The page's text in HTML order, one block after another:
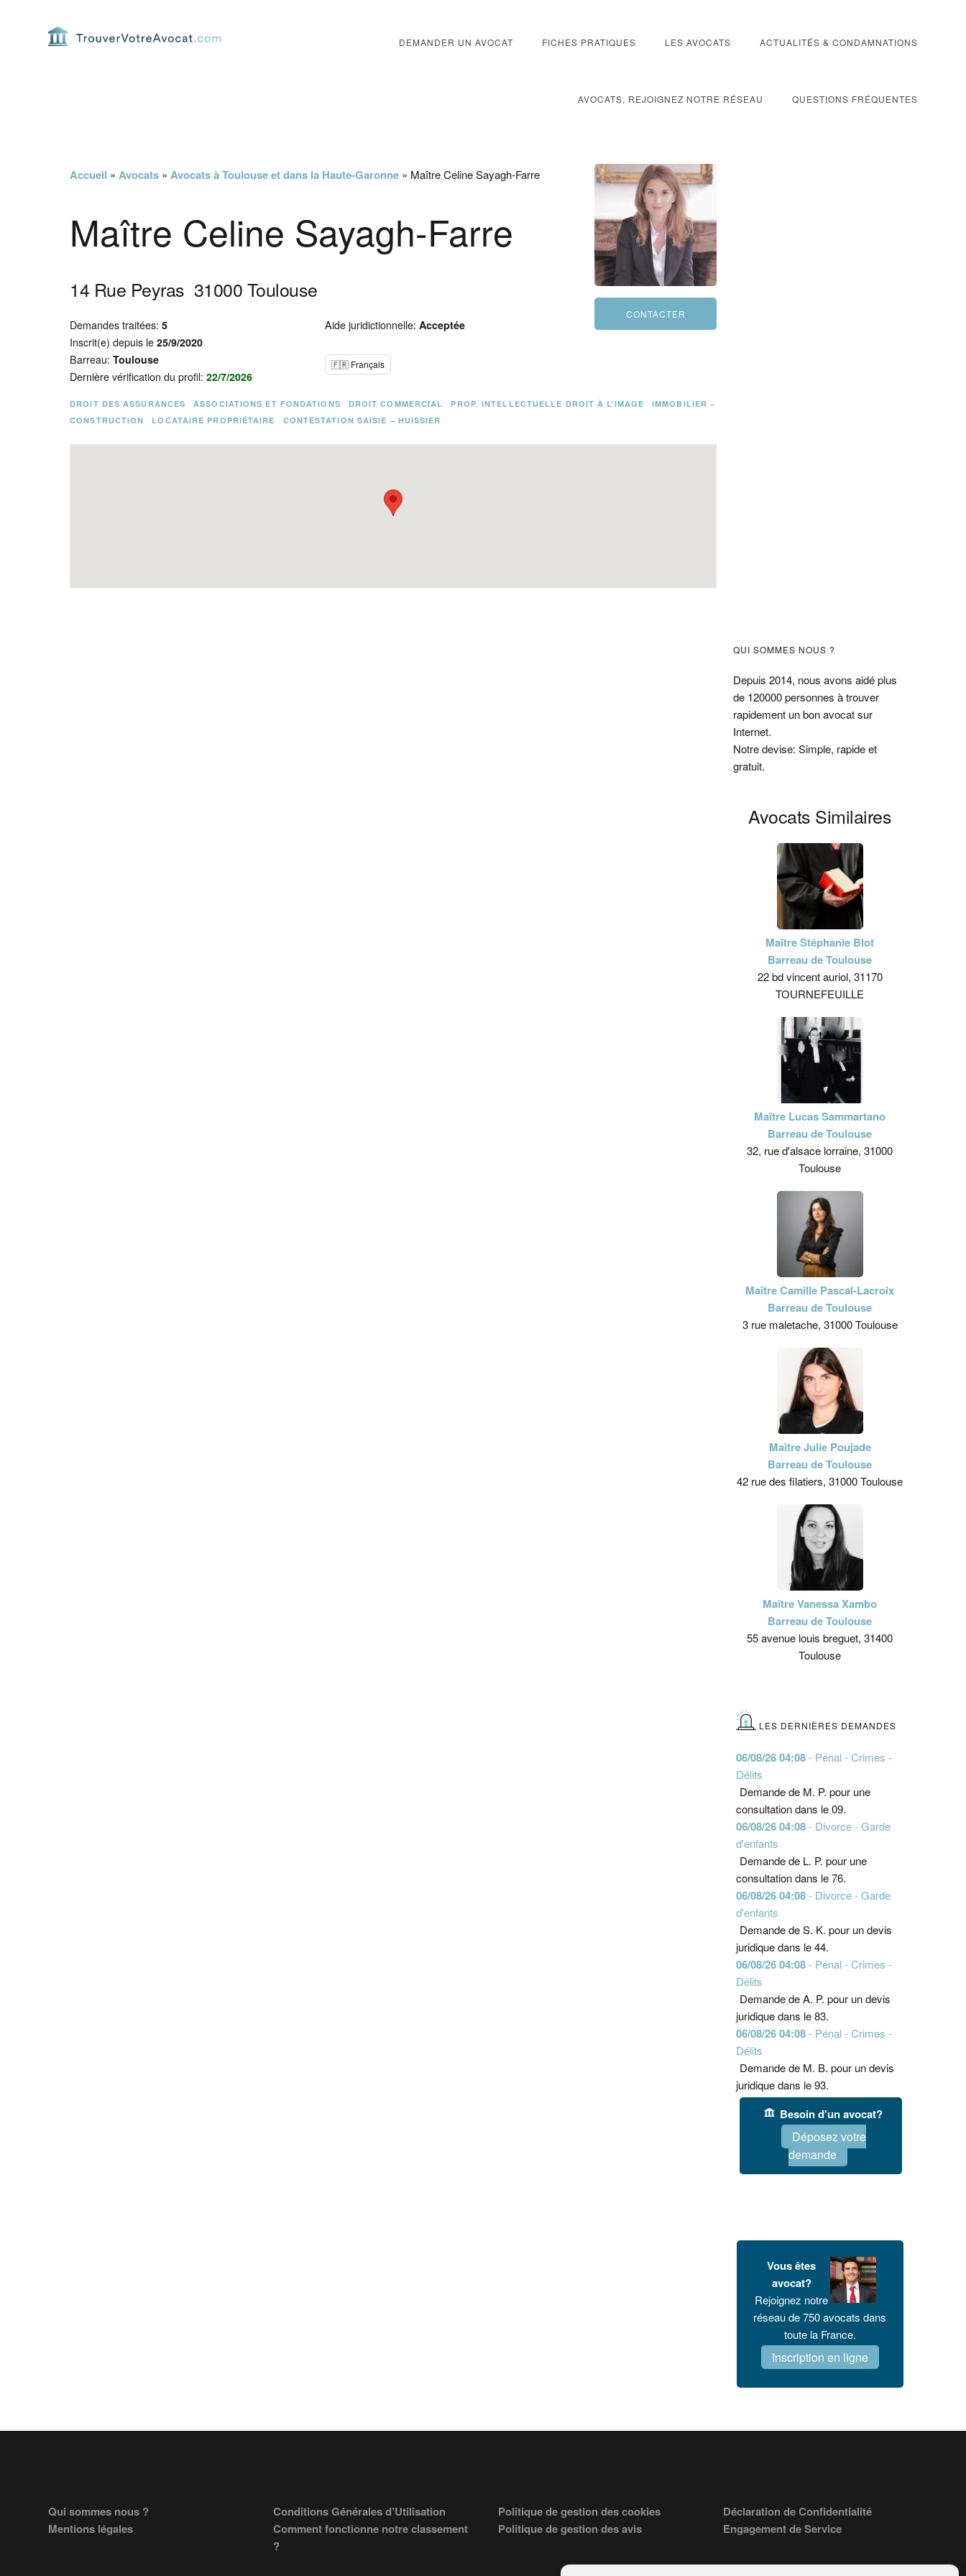
DEMANDER UN AVOCAT FICHES PRATIQUES LES AVOCATS ACTUALITÉS & CONDAMNATIONS
AVOCATS, REJOIGNEZ NOTRE RÉSEAU QUESTIONS FRÉQUENTES
Accueil » Avocats » Avocats à Toulouse et dans la Haute-Garonne » Maître Celine Sayagh-Farre
Maître Celine Sayagh-Farre
14 Rue Peyras 31000Toulouse
Demandes traitées:5
Inscrit(e) depuis le25/9/2020
Barreau:Toulouse
Dernière vérification du profil:22/7/2026
Aide juridictionnelle:Acceptée
🇫🇷 Français
DROIT DES ASSURANCES ASSOCIATIONS ET FONDATIONS DROIT COMMERCIAL PROP. INTELLECTUELLE DROIT À L’IMAGE
IMMOBILIER –
CONSTRUCTION
LOCATAIRE PROPRIÉTAIRE CONTESTATION SAISIE – HUISSIER
Barre
latérale
principale
QUI SOMMES NOUS ?
Depuis 2014, nous avons aidé plus
de 120000 personnes à trouver
rapidement un bon avocat sur
Internet.
Notre devise: Simple, rapide et
gratuit.
Avocats Similaires
Maître Stéphanie Blot
Barreau de Toulouse
22 bd vincent auriol, 31170
TOURNEFEUILLE
Maître Lucas Sammartano
Barreau de Toulouse
32, rue d'alsace lorraine, 31000
Toulouse
Maître Camille Pascal-Lacroix
Barreau de Toulouse
3 rue maletache, 31000 Toulouse
Maître Julie Poujade
Barreau de Toulouse
42 rue des filatiers, 31000 Toulouse
Maître Vanessa Xambo
Barreau de Toulouse
55 avenue louis breguet, 31400
Toulouse
LES DERNIÈRES DEMANDES
06/08/26 04:08- Pénal - Crimes -
Délits
Demande de M. P. pour une
consultation dans le 09.
06/08/26 04:08- Divorce - Garde
d'enfants
Demande de L. P. pour une
consultation dans le 76.
06/08/26 04:08- Divorce - Garde
d'enfants
Demande de S. K. pour un devis
juridique dans le 44.
06/08/26 04:08- Pénal - Crimes -
Délits
Demande de A. P. pour un devis
juridique dans le 83.
06/08/26 04:08- Pénal - Crimes -
Délits
Demande de M. B. pour un devis
juridique dans le 93.
Besoin d'un avocat?
Déposez votre
demande
Vous êtes
avocat?
Rejoignez notre
réseau de 750 avocats dans
toute la France.
Inscription en ligne
FooterQui sommes nous ?
Mentions légales
Conditions Générales d’Utilisation
Comment fonctionne notre classement
?
Politique de gestion des cookies
Politique de gestion des avis
Déclaration de Confidentialité
Engagement de Service